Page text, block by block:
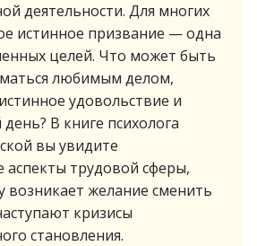
деятельности. Для многих
истинное призвание — одна
целей. Что может быть
любимым делом,
удовольствие и
В книге психолога
вы увидите
аспекты трудовой сферы,
возникает желание сменить
кризисы
становления.